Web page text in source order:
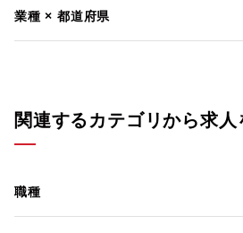
業種 × 都道府県
関連するカテゴリから求人
職種